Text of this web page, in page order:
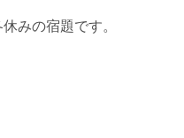
みの宿題です。